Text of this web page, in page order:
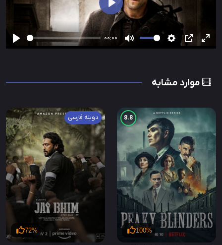
شروع
00:00
بی‌صدا تنظیمات
PIP تمام
شروع
موارد مشابه
8.8
100%
دوبله فارسی
72%